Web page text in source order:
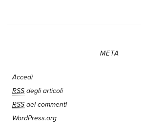
META
Accedi
RSS degli articoli
RSS dei commenti
WordPress.org